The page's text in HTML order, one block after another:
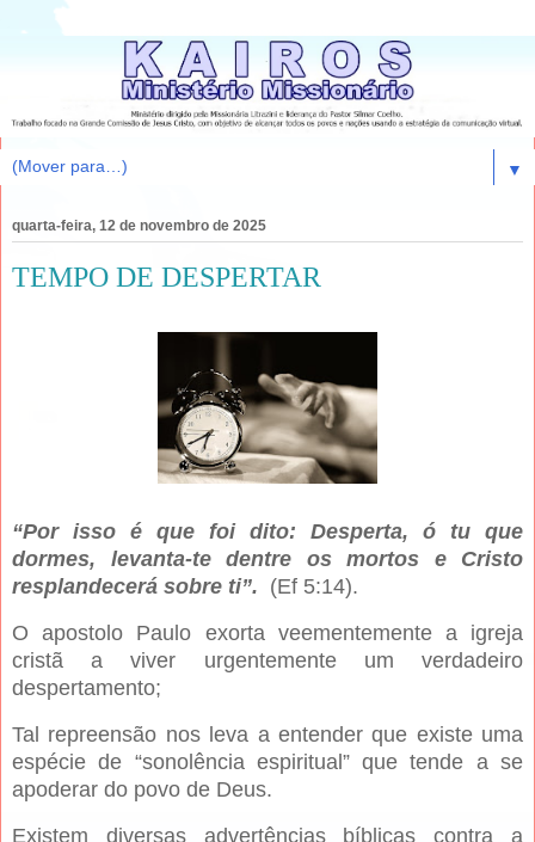
▼
quarta-feira, 12 de novembro de 2025
TEMPO DE DESPERTAR
“Por isso é que foi dito: Desperta, ó tu que
dormes, levanta-te dentre os mortos e Cristo
resplandecerá sobre ti”. (Ef 5:14).
O apostolo Paulo exorta veementemente a igreja
cristã a viver urgentemente um verdadeiro
despertamento;
Tal repreensão nos leva a entender que existe uma
espécie de “sonolência espiritual” que tende a se
apoderar do povo de Deus.
Existem diversas advertências bíblicas contra a